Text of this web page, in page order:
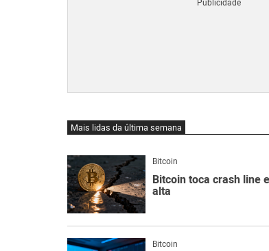
Mais lidas da última semana
Bitcoin
Bitcoin toca crash line
alta
Bitcoin